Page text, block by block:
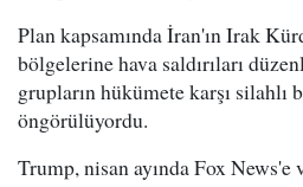
Plan kapsamında İran'ın Irak
bölgelerine hava saldırıları
grupların hükümete karşı
öngörülüyordu.
Trump, nisan ayında Fox